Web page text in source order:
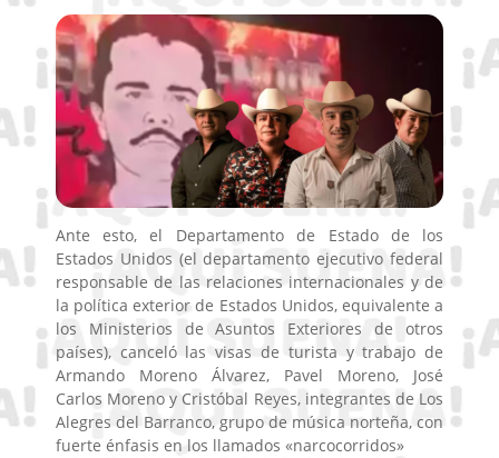
Ante esto, el Departamento de Estado de los
Estados Unidos (el departamento ejecutivo federal
responsable de las relaciones internacionales y de
la política exterior de Estados Unidos, equivalente a
los Ministerios de Asuntos Exteriores de otros
países), canceló las visas de turista y trabajo de
Armando Moreno Álvarez, Pavel Moreno, José
Carlos Moreno y Cristóbal Reyes, integrantes de Los
Alegres del Barranco, grupo de música norteña, con
fuerte énfasis en los llamados «narcocorridos»